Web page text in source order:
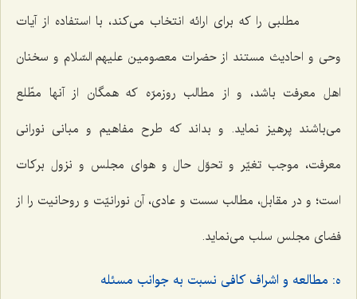
مطلبی را که برای ارائه انتخاب می‌کند، با استفاده از آیات
وحی و احادیث مستند از حضرات معصومین علیهم السّلام و سخنان
اهل معرفت باشد، و از مطالب روزمرّه که همگان از آنها مطّلع
می‌باشند پرهیز نماید. و بداند که طرح مفاهیم و مبانی نورانی
معرفت، موجب تغیّر و تحوّل حال و هوای مجلس و نزول برکات
است؛ و در مقابل، مطالب سست و عادی، آن نورانیّت و روحانیت را از
فضای مجلس سلب می‌نماید.
ه: مطالعه و اشراف کافی نسبت به جوانب مسئله